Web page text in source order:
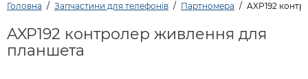
Головна Запчастини для телефонів Партномера AXP192
AXP192 контролер живлення для
планшета